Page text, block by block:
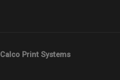
Calco Print Systems